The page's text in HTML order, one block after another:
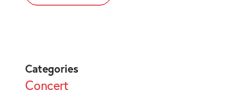
Categories
Concert